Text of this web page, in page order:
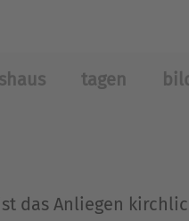
tagen
das Anliegen